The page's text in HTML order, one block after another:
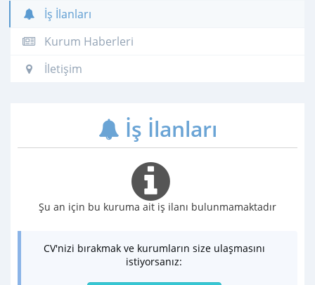
İş İlanları
Kurum Haberleri
İletişim
İş İlanları
Şu an için bu kuruma ait iş ilanı bulunmamaktadır
CV'nizi bırakmak ve kurumların size ulaşmasını
istiyorsanız: